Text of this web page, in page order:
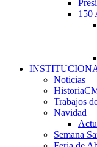
150
Noticias
Trabajos
Navidad
Semana